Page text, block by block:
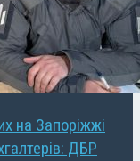
на Запоріжжі
ДБР